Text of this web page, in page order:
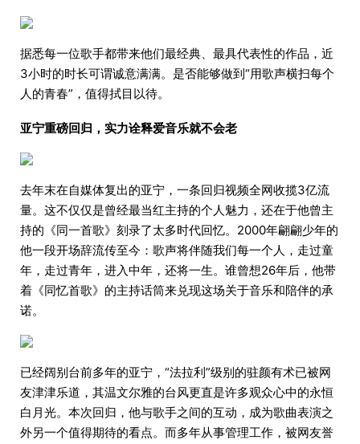
据悉每一位歌手都带来他们最经典、最具代表性的作品，近
3小时的时长可谓诚意满满。是否能够做到“用歌声横扫每个
人的青春”，值得拭目以待。
亚宁重磅回归，实力诠释爱音乐就不会老
去年末在自媒体复出的亚宁，一条回归视频全网收揽3亿流
量。这不仅仅是曾经最当红主持的个人魅力，还在于他曾主
持的《同一首歌》刻录了太多时代回忆。2000年翩翩少年的
他一段开场辞流传至今：歌声将伴随我们每一个人，走过童
年，走过青年，进入中年，还将一生。谁曾想26年后，他带
着《同忆首歌》的主持话筒来兑现这场关于音乐和陪伴的承
诺。
已经阔别台前多年的亚宁，“法拉利”级别的驻颜有术已被网
友津津乐道，其温文尔雅的台风更直是许多观众心中的永恒
白月光。本次回归，他与歌手之间的互动，成为歌曲表演之
外另一个值得期待的看点。而多年从事管理工作，被网友誉